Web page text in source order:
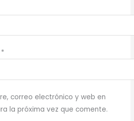
*
correo electrónico y web en
la próxima vez que comente.